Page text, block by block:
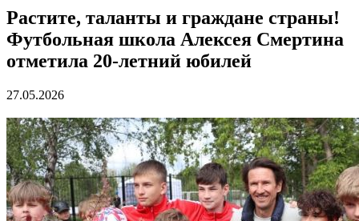
Растите, таланты и граждане страны!
Футбольная школа Алексея Смертина
отметила 20-летний юбилей
27.05.2026